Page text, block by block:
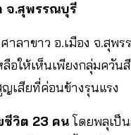
จ.สุพรรณบุรี
าลาขาว อ.เมือง จ.สุพ
อให้เห็นเพียงกลุ่มควั
เสียที่ค่อนข้างรุนแรง
ชีวิต 23 คนโดยพลุเป็